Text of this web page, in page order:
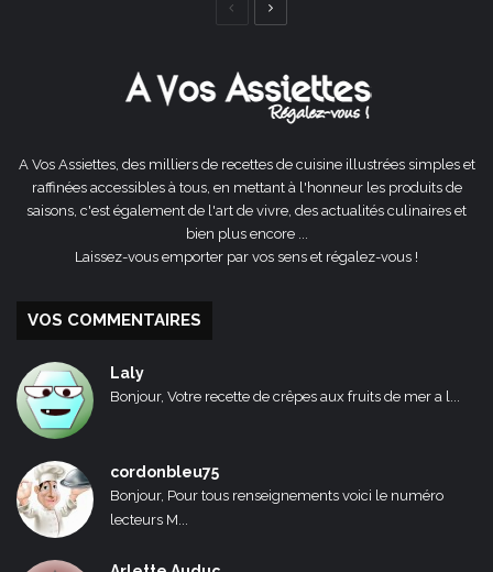
Page
A Vos Assiettes, des milliers de recettes de cuisine illustrées simples et
raffinées accessibles à tous, en mettant à l'honneur les produits de
saisons, c'est également de l'art de vivre, des actualités culinaires et
bien plus encore ...
Laissez-vous emporter par vos sens et régalez-vous !
VOS COMMENTAIRES
Laly
Bonjour, Votre recette de crêpes aux fruits de mer a l...
cordonbleu75
Bonjour, Pour tous renseignements voici le numéro
lecteurs M...